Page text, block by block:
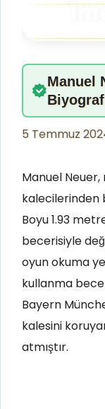
Manuel
5 Temmuz
Manuel
kalecilerinden
Boyu 1.93
becerisiyle
oyun okuma
kullanma
Bayern
kalesini
atmıştır.